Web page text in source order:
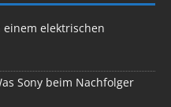
einem elektrischen
Sony beim Nachfolger